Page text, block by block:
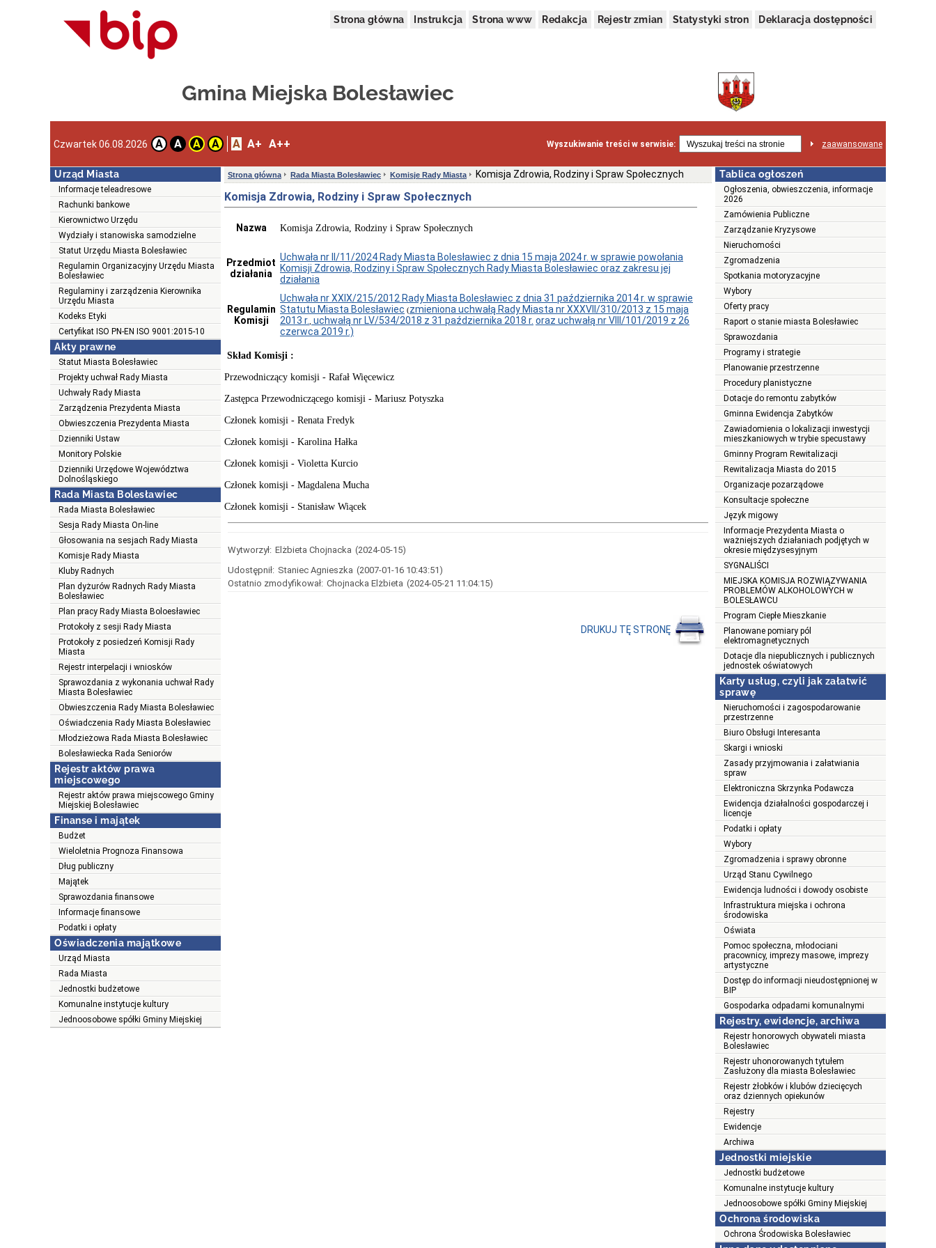
Strona główna Instrukcja Strona www Redakcja Rejestr zmian Statystyki stron Deklaracja dostępności
Gmina Miejska Bolesławiec
Czwartek 06.08.2026 A A A A A A+ A++ Wyszukiwanie treści w serwisie: zaawansowane
Urząd Miasta
Informacje teleadresowe
Rachunki bankowe
Kierownictwo Urzędu
Wydziały i stanowiska samodzielne
Statut Urzędu Miasta Bolesławiec
Regulamin Organizacyjny Urzędu Miasta
Bolesławiec
Regulaminy i zarządzenia Kierownika
Urzędu Miasta
Kodeks Etyki
Certyfikat ISO PN-EN ISO 9001:2015-10
Akty prawne
Statut Miasta Bolesławiec
Projekty uchwał Rady Miasta
Uchwały Rady Miasta
Zarządzenia Prezydenta Miasta
Obwieszczenia Prezydenta Miasta
Dzienniki Ustaw
Monitory Polskie
Dzienniki Urzędowe Województwa
Dolnośląskiego
Rada Miasta Bolesławiec
Rada Miasta Bolesławiec
Sesja Rady Miasta On-line
Głosowania na sesjach Rady Miasta
Komisje Rady Miasta
Kluby Radnych
Plan dyżurów Radnych Rady Miasta
Bolesławiec
Plan pracy Rady Miasta Boloesławiec
Protokoły z sesji Rady Miasta
Protokoły z posiedzeń Komisji Rady
Miasta
Rejestr interpelacji i wniosków
Sprawozdania z wykonania uchwał Rady
Miasta Bolesławiec
Obwieszczenia Rady Miasta Bolesławiec
Oświadczenia Rady Miasta Bolesławiec
Młodzieżowa Rada Miasta Bolesławiec
Bolesławiecka Rada Seniorów
Rejestr aktów prawa
miejscowego
Rejestr aktów prawa miejscowego Gminy
Miejskiej Bolesławiec
Finanse i majątek
Budżet
Wieloletnia Prognoza Finansowa
Dług publiczny
Majątek
Sprawozdania finansowe
Informacje finansowe
Podatki i opłaty
Oświadczenia majątkowe
Urząd Miasta
Rada Miasta
Jednostki budżetowe
Komunalne instytucje kultury
Jednoosobowe spółki Gminy Miejskiej
Strona główna Rada Miasta Bolesławiec Komisje Rady Miasta Komisja Zdrowia, Rodziny i Spraw Społecznych
Komisja Zdrowia, Rodziny i Spraw Społecznych
Nazwa Komisja Zdrowia, Rodziny i Spraw Społecznych
Przedmiot
działania
Uchwała nr II/11/2024 Rady Miasta Bolesławiec z dnia 15 maja 2024 r. w sprawie powołania
Komisji Zdrowia, Rodziny i Spraw Społecznych Rady Miasta Bolesławiec oraz zakresu jej
działania
Regulamin
Komisji
Uchwała nr XXIX/215/2012 Rady Miasta Bolesławiec z dnia 31 października 2014 r. w sprawie
Statutu Miasta Bolesławiec (zmieniona uchwałą Rady Miasta nr XXXVII/310/2013 z 15 maja
2013 r. uchwałą nr LV/534/2018 z 31 października 2018 r. oraz uchwałą nr VIII/101/2019 z 26
czerwca 2019 r.)
Skład Komisji :
Przewodniczący komisji - Rafał Więcewicz
Zastępca Przewodniczącego komisji - Mariusz Potyszka
Członek komisji - Renata Fredyk
Członek komisji - Karolina Hałka
Członek komisji - Violetta Kurcio
Członek komisji - Magdalena Mucha
Członek komisji - Stanisław Wiącek
Wytworzył: Elżbieta Chojnacka (2024-05-15)
Udostępnił: Staniec Agnieszka (2007-01-16 10:43:51)
Ostatnio zmodyfikował: Chojnacka Elżbieta (2024-05-21 11:04:15)
DRUKUJ TĘ STRONĘ
Tablica ogłoszeń
Ogłoszenia, obwieszczenia, informacje
2026
Zamówienia Publiczne
Zarządzanie Kryzysowe
Nieruchomości
Zgromadzenia
Spotkania motoryzacyjne
Wybory
Oferty pracy
Raport o stanie miasta Bolesławiec
Sprawozdania
Programy i strategie
Planowanie przestrzenne
Procedury planistyczne
Dotacje do remontu zabytków
Gminna Ewidencja Zabytków
Zawiadomienia o lokalizacji inwestycji
mieszkaniowych w trybie specustawy
Gminny Program Rewitalizacji
Rewitalizacja Miasta do 2015
Organizacje pozarządowe
Konsultacje społeczne
Język migowy
Informacje Prezydenta Miasta o
ważniejszych działaniach podjętych w
okresie międzysesyjnym
SYGNALIŚCI
MIEJSKA KOMISJA ROZWIĄZYWANIA
PROBLEMÓW ALKOHOLOWYCH w
BOLESŁAWCU
Program Ciepłe Mieszkanie
Planowane pomiary pól
elektromagnetycznych
Dotacje dla niepublicznych i publicznych
jednostek oświatowych
Karty usług, czyli jak załatwić
sprawę
Nieruchomości i zagospodarowanie
przestrzenne
Biuro Obsługi Interesanta
Skargi i wnioski
Zasady przyjmowania i załatwiania
spraw
Elektroniczna Skrzynka Podawcza
Ewidencja działalności gospodarczej i
licencje
Podatki i opłaty
Wybory
Zgromadzenia i sprawy obronne
Urząd Stanu Cywilnego
Ewidencja ludności i dowody osobiste
Infrastruktura miejska i ochrona
środowiska
Oświata
Pomoc społeczna, młodociani
pracownicy, imprezy masowe, imprezy
artystyczne
Dostęp do informacji nieudostępnionej w
BIP
Gospodarka odpadami komunalnymi
Rejestry, ewidencje, archiwa
Rejestr honorowych obywateli miasta
Bolesławiec
Rejestr uhonorowanych tytułem
Zasłużony dla miasta Bolesławiec
Rejestr żłobków i klubów dziecięcych
oraz dziennych opiekunów
Rejestry
Ewidencje
Archiwa
Jednostki miejskie
Jednostki budżetowe
Komunalne instytucje kultury
Jednoosobowe spółki Gminy Miejskiej
Ochrona środowiska
Ochrona Środowiska Bolesławiec